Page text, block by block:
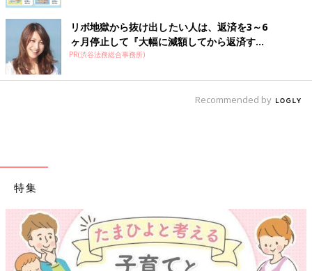
リボ地獄から抜け出したい人は、返済を3～6
ヶ月停止して『大幅に減額してから返済す...
PR(渋谷法務総合事務所)
Recommended by
特集
【ワクチン接種できるものも】妊婦の感染症対策、